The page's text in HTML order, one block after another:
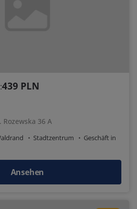
439 PLN
36 A
Stadtzentrum
Geschäft in
Ansehen